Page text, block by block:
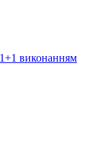
виконанням